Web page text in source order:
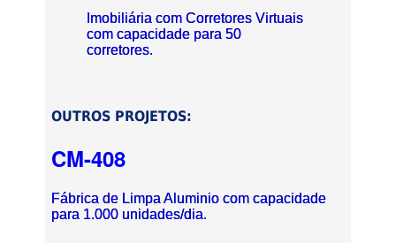
Imobiliária com Corretores Virtuais
com capacidade para 50
corretores.
OUTROS PROJETOS:
CM-408
Fábrica de Limpa Aluminio com capacidade
para 1.000 unidades/dia.